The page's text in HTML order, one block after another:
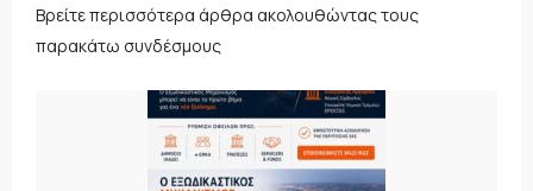
Βρείτε περισσότερα άρθρα ακολουθώντας τους
παρακάτω συνδέσμους